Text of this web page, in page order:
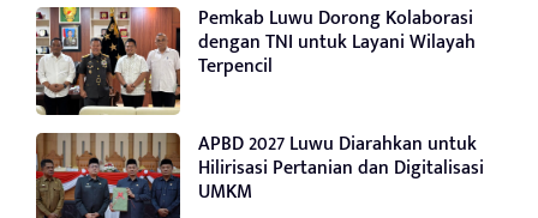
Pemkab Luwu Dorong Kolaborasi
dengan TNI untuk Layani Wilayah
Terpencil
APBD 2027 Luwu Diarahkan untuk
Hilirisasi Pertanian dan Digitalisasi
UMKM